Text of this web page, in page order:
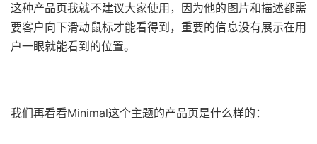
这种产品页我就不建议大家使用，因为他的图片和描述都需
要客户向下滑动鼠标才能看得到，重要的信息没有展示在用
户一眼就能看到的位置。
我们再看看Minimal这个主题的产品页是什么样的：